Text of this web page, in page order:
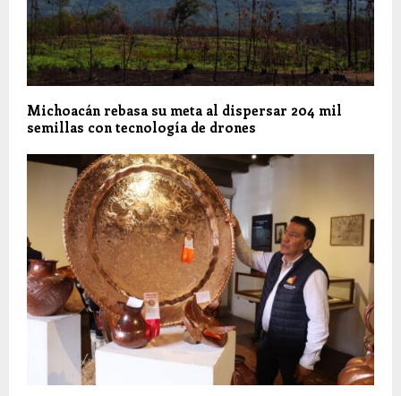
Michoacán rebasa su meta al dispersar 204 mil
semillas con tecnología de drones